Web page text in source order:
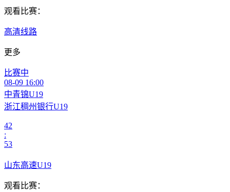
观看比赛：
高清线路
更多
比赛中
08-09 16:00
中青锦U19
浙江稠州银行U19
42
:
53
山东高速U19
观看比赛：